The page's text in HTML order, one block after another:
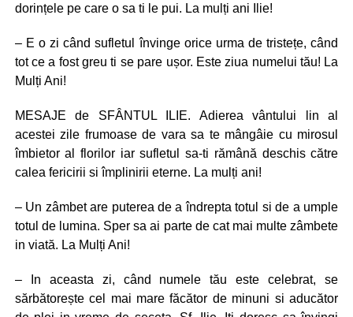
dorințele pe care o sa ti le pui. La mulți ani Ilie!
– E o zi când sufletul învinge orice urma de tristețe, când
tot ce a fost greu ti se pare ușor. Este ziua numelui tău! La
Mulți Ani!
MESAJE de SFÂNTUL ILIE. Adierea vântului lin al
acestei zile frumoase de vara sa te mângâie cu mirosul
îmbietor al florilor iar sufletul sa-ti rămână deschis către
calea fericirii si împlinirii eterne. La mulți ani!
– Un zâmbet are puterea de a îndrepta totul si de a umple
totul de lumina. Sper sa ai parte de cat mai multe zâmbete
in viată. La Mulți Ani!
– In aceasta zi, când numele tău este celebrat, se
sărbătorește cel mai mare făcător de minuni si aducător